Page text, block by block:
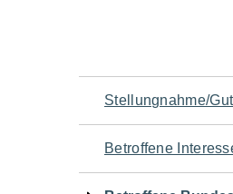
für
Stellungnahme/
Betroffene